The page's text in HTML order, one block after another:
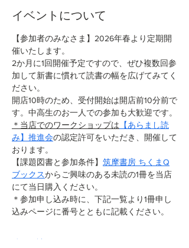
イベントについて
【参加者のみなさま】2026年春より定期開
催いたします。
2か月に1回開催予定ですので、ぜひ複数回参
加して新書に慣れて読書の幅を広げてみてく
ださい。
開店10時のため、受付開始は開店前10分前で
す。中高生のお一人での参加も大歓迎です。
＊当店でのワークショップは 【あらまし読
み】推進会の認定許可をいただき、開催して
おります。
【課題図書と参加条件】 筑摩書房 ちくまQ
ブックスからご興味のある未読の1冊を当店
にて当日購入ください。
＊参加申し込み時に、下記一覧より1冊申し
込みページに番号とともに記載ください。